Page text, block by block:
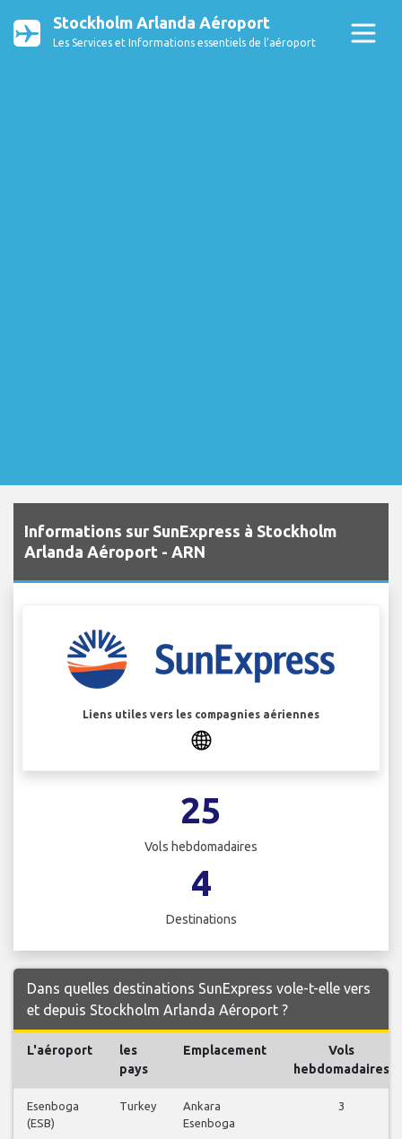
Stockholm Arlanda Aéroport
Les Services et Informations essentiels de l’aéroport
Informations sur SunExpress à Stockholm
Arlanda Aéroport - ARN
Liens utiles vers les compagnies aériennes
25
Vols hebdomadaires
4
Destinations
Dans quelles destinations SunExpress vole-t-elle vers
et depuis Stockholm Arlanda Aéroport ?
L'aéroport
les
pays
Emplacement
Vols
hebdomadaires
Esenboga
(ESB)
Turkey
Ankara
Esenboga
3